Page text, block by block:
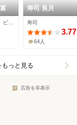
寿司 良月
寿司
3.77
64人
っと見る
広告を非表示